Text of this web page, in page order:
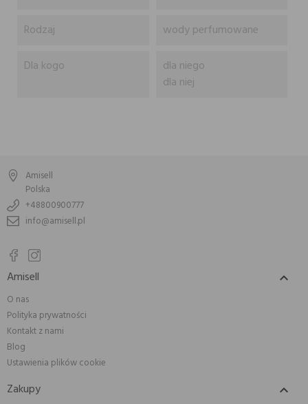
Rodzaj
wody perfumowane
Dla kogo
dla niego
dla niej
Amisell
Polska
+48800900777
info@amisell.pl
Amisell 
O nas
Polityka prywatności
Kontakt z nami
Blog
Ustawienia plików cookie
Zakupy 